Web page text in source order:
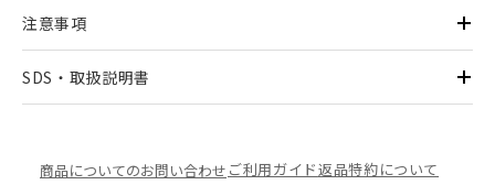
注意事項
SDS・取扱説明書
商品についてのお問い合わせ ご利用ガイド返品特約について